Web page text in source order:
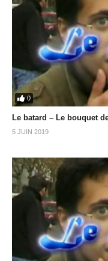
0
Le batard – Le bouquet
5 JUIN 2019